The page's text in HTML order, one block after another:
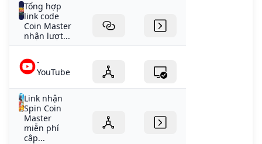
Tổng hợp
link code
Coin Master
nhận lượt...
-
YouTube
Link nhận
Spin Coin
Master
miễn phí
cập...